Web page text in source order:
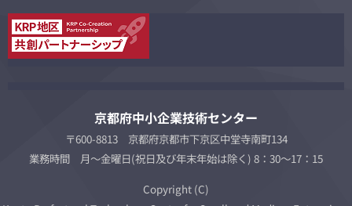
京都府中小企業技術センター
〒600-8813 京都府京都市下京区中堂寺南町134
業務時間 月～金曜日(祝日及び年末年始は除く) 8：30～17：15
Copyright (C)